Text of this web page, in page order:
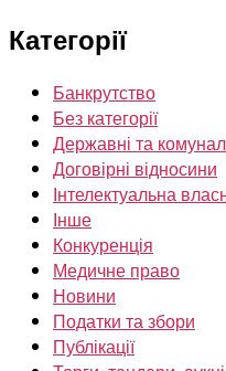
Категорії
Банкрутство
Без категорії
Державні та
Договірні відносини
Інтелектуальна
Інше
Конкуренція
Медичне право
Новини
Податки та збори
Публікації